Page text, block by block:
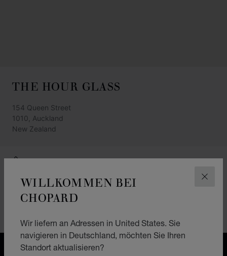
WILLKOMMEN BEI
CHOPARD
Wir liefern an Adressen in United States. Sie
navigieren in Deutschland, möchten Sie Ihren
Standort aktualisieren?
THE HOUR GLASS
154 Queen Street
1010, Auckland
New Zealand
+64 9303 2839
ANFAHRTSBESCHREIBUNG
KATEGORIEN
KOSTENLOSER VERSAND & LIEFERGEBIET